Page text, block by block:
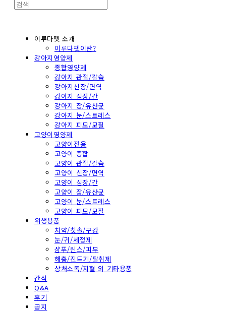
이루다펫 소개
이루다펫이란?
강아지영양제
종합영양제
강아지 관절/칼슘
강아지신장/면역
강아지 심장/간
강아지 장/유산균
강아지 눈/스트레스
강아지 피모/모질
고양이영양제
고양이전용
고양이 종합
고양이 관절/칼슘
고양이 신장/면역
고양이 심장/간
고양이 장/유산균
고양이 눈/스트레스
고양이 피모/모질
위생용품
치약/칫솔/구강
눈/귀/세정제
샴푸/린스/피부
해충/진드기/탈취제
상처소독/지혈 외 기타용품
간식
Q&A
후기
공지